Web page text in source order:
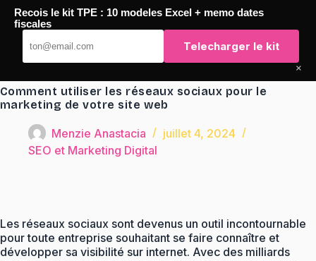
Passer
contenu
TaqTaq
Comment utiliser les réseaux sociaux pour le
marketing de votre site web
Menzie Anastacia
juillet 4, 2024
SEO et Marketing Digital
Les réseaux sociaux sont devenus un outil incontournable
pour toute entreprise souhaitant se faire connaître et
développer sa visibilité sur internet. Avec des milliards
Recois le kit TPE : 10 modeles Excel + memo dates
fiscales
Telecharger le kit
×